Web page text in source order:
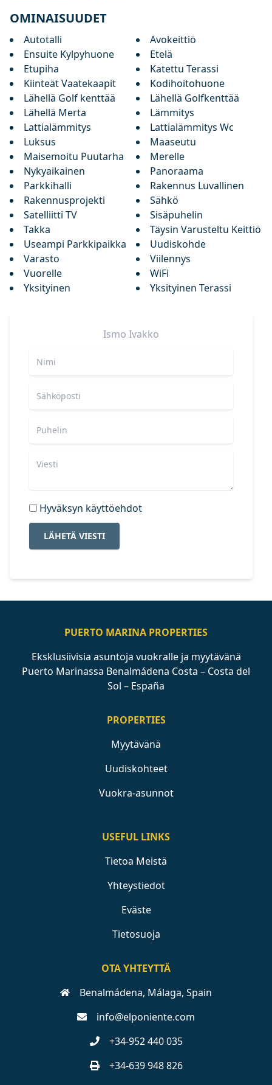
OMINAISUUDET
Autotalli
Avokeittiö
Ensuite Kylpyhuone
Etelä
Etupiha
Katettu Terassi
Kiinteät Vaatekaapit
Kodihoitohuone
Lähellä Golf kenttää
Lähellä Golfkenttää
Lähellä Merta
Lämmitys
Lattialämmitys
Lattialämmitys Wc
Luksus
Maaseutu
Maisemoitu Puutarha
Merelle
Nykyaikainen
Panoraama
Parkkihalli
Rakennus Luvallinen
Rakennusprojekti
Sähkö
Satelliitti TV
Sisäpuhelin
Takka
Täysin Varusteltu Keittiö
Useampi Parkkipaikka
Uudiskohde
Varasto
Viilennys
Vuorelle
WiFi
Yksityinen
Yksityinen Terassi
Ismo Ivakko
Hyväksyn käyttöehdot
LÄHETÄ VIESTI
PUERTO MARINA PROPERTIES
Eksklusiivisia asuntoja vuokralle ja myytävänä
Puerto Marinassa Benalmádena Costa – Costa del
Sol – España
PROPERTIES
Myytävänä
Uudiskohteet
Vuokra-asunnot
USEFUL LINKS
Tietoa Meistä
Yhteystiedot
Eväste
Tietosuoja
OTA YHTEYTTÄ
Benalmádena, Málaga, Spain
info@elponiente.com
+34-952 440 035
+34-639 948 826